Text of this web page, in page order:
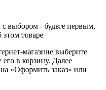
выбором - будьте первым,
товаре
магазине выберите
в корзину. Далее
«Оформить заказ» или